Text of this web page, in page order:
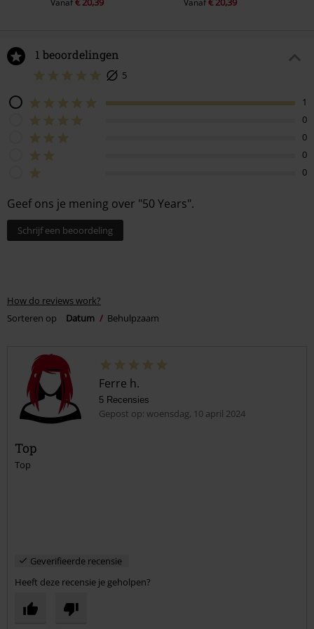
Vanaf Vanaf
1 beoordelingen
5
1
0
0
0
0
Geef ons je mening over "50 Years".
Schrijf een beoordeling
How do reviews work?
Sorteren op
Datum Behulpzaam
Ferre h.
5 Recensies
Gepost op: woensdag, 10 april 2024
Top
Top
Geverifieerde recensie
Heeft deze recensie je geholpen?